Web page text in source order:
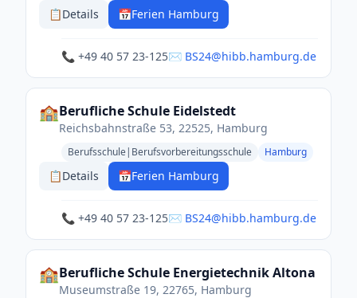
📋Details 📅Ferien Hamburg
📞 +49 40 57 23-125✉️ BS24@hibb.hamburg.de
🏫Berufliche Schule Eidelstedt
Reichsbahnstraße 53, 22525, Hamburg
Berufsschule|Berufsvorbereitungsschule Hamburg
📋Details 📅Ferien Hamburg
📞 +49 40 57 23-125✉️ BS24@hibb.hamburg.de
🏫Berufliche Schule Energietechnik Altona
Museumstraße 19, 22765, Hamburg